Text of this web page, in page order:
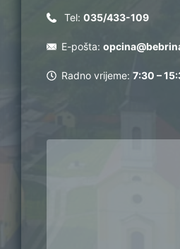
Tel: 035/433-109
E-pošta:
Radno vrijeme: 7:30 –